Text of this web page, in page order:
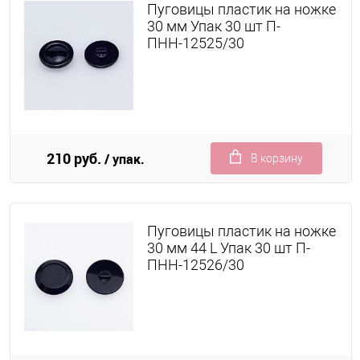
Пуговицы пластик на ножке
30 мм Упак 30 шт П-
ПНН-12525/30
210 руб. / упак. В корзину
Пуговицы пластик на ножке
30 мм 44 L Упак 30 шт П-
ПНН-12526/30